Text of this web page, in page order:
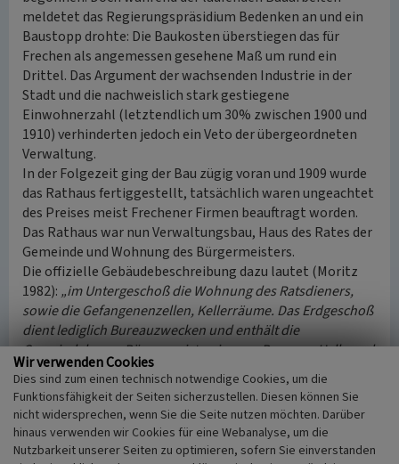
meldetet das Regierungspräsidium Bedenken an und ein
Baustopp drohte: Die Baukosten überstiegen das für
Frechen als angemessen gesehene Maß um rund ein
Drittel. Das Argument der wachsenden Industrie in der
Stadt und die nachweislich stark gestiegene
Einwohnerzahl (letztendlich um 30% zwischen 1900 und
1910) verhinderten jedoch ein Veto der übergeordneten
Verwaltung.
In der Folgezeit ging der Bau zügig voran und 1909 wurde
das Rathaus fertiggestellt, tatsächlich waren ungeachtet
des Preises meist Frechener Firmen beauftragt worden.
Das Rathaus war nun Verwaltungsbau, Haus des Rates der
Gemeinde und Wohnung des Bürgermeisters.
Die offizielle Gebäudebeschreibung dazu lautet (Moritz
1982): „im Untergeschoß die Wohnung des Ratsdieners,
sowie die Gefangenenzellen, Kellerräume. Das Erdgeschoß
dient lediglich Bureauzwecken und enthält die
Gemeindekasse, Bürgermeisterzimmer, Bureaus, Halle und
Toiletten. Das Obergeschoß nimmt den Saal für die
Gemeinderatssitzungen nebst Vorzimmer, sowie eine
Wohnung für den Bürgermeister auf. Im Dachgeschoß sind
weitere Zimmer der Bürgermeisterwohnung
untergebracht, während es im übrigen frei bleibt und so
Wir verwenden Cookies
Dies sind zum einen technisch notwendige Cookies, um die
Funktionsfähigkeit der Seiten sicherzustellen. Diesen können Sie
nicht widersprechen, wenn Sie die Seite nutzen möchten. Darüber
hinaus verwenden wir Cookies für eine Webanalyse, um die
Nutzbarkeit unserer Seiten zu optimieren, sofern Sie einverstanden